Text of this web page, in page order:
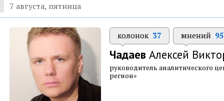
7 августа, пятница
колонок 37 мнений 95
Чадаев Алексей
руководитель аналитического
регион»